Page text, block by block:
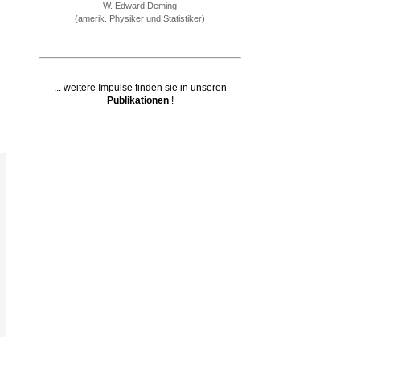
W. Edward Deming
(amerik. Physiker und Statistiker)
... weitere Impulse finden sie in unseren
Publikationen!